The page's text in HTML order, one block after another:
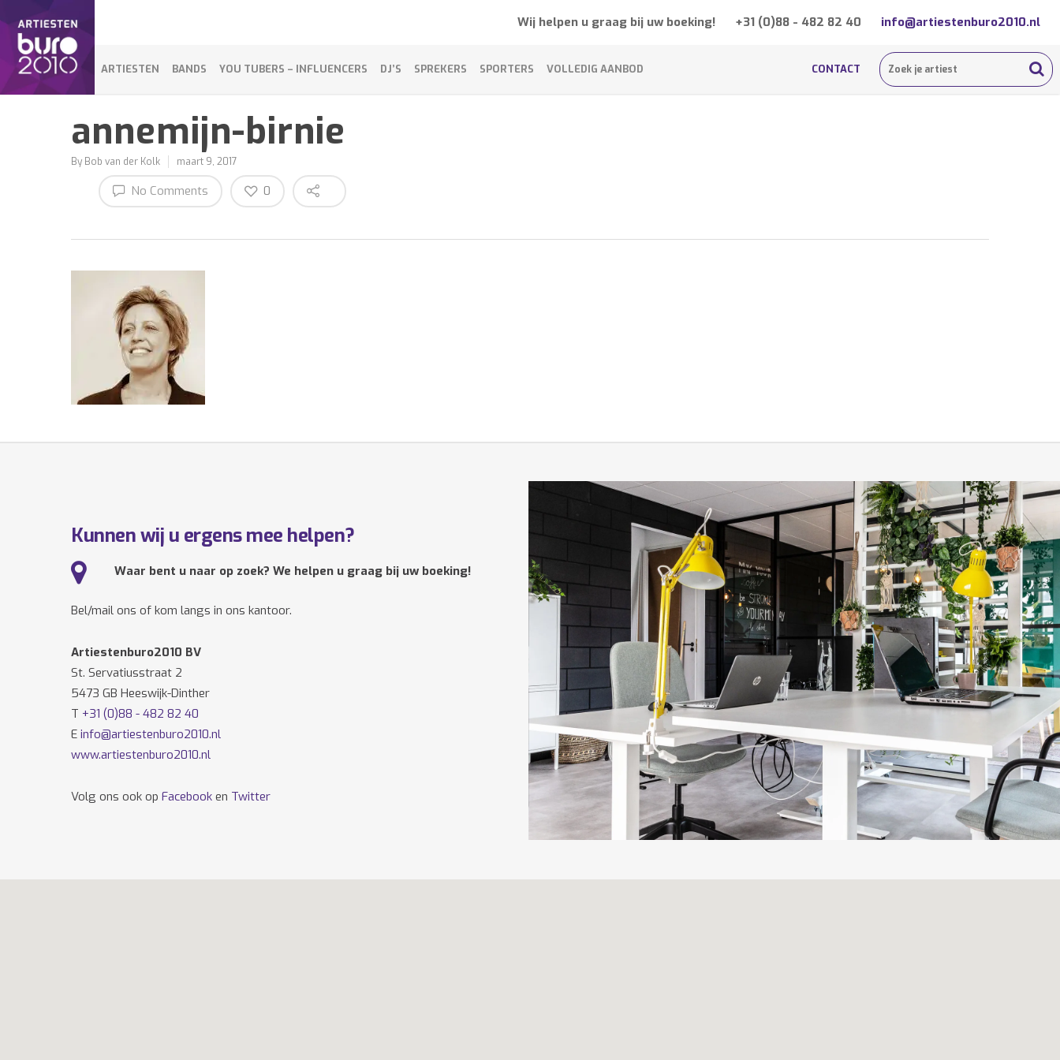
Wij helpen u graag bij uw boeking! +31 (0)88 - 482 82 40 info@artiestenburo2010.nl
ARTIESTEN BANDS YOU TUBERS – INFLUENCERS DJ’S SPREKERS SPORTERS VOLLEDIG AANBOD CONTACT
annemijn-birnie
By Bob van der Kolk maart 9, 2017
No Comments 0
Kunnen wij u ergens mee helpen?
Waar bent u naar op zoek? We helpen u graag bij uw boeking!
Bel/mail ons of kom langs in ons kantoor.
Artiestenburo2010 BV
St. Servatiusstraat 2
5473 GB Heeswijk-Dinther
T +31 (0)88 - 482 82 40
E info@artiestenburo2010.nl
www.artiestenburo2010.nl
Volg ons ook op Facebook en Twitter